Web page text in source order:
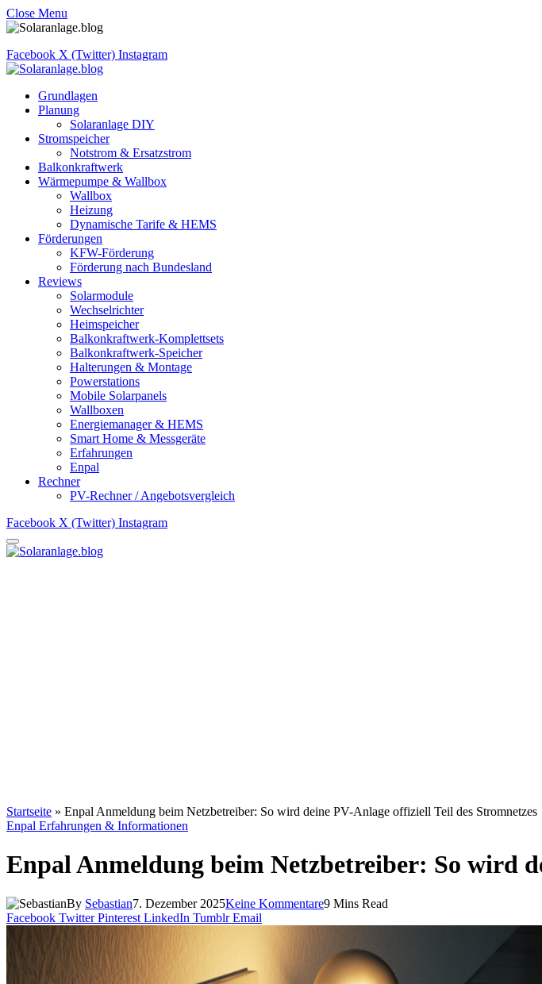
Close Menu
Facebook X (Twitter) Instagram
Grundlagen
Planung
Solaranlage DIY
Stromspeicher
Notstrom & Ersatzstrom
Balkonkraftwerk
Wärmepumpe & Wallbox
Wallbox
Heizung
Dynamische Tarife & HEMS
Förderungen
KFW-Förderung
Förderung nach Bundesland
Reviews
Solarmodule
Wechselrichter
Heimspeicher
Balkonkraftwerk-Komplettsets
Balkonkraftwerk-Speicher
Halterungen & Montage
Powerstations
Mobile Solarpanels
Wallboxen
Energiemanager & HEMS
Smart Home & Messgeräte
Erfahrungen
Enpal
Rechner
PV-Rechner / Angebotsvergleich
Facebook X (Twitter) Instagram
Startseite » Enpal Anmeldung beim Netzbetreiber: So wird deine PV-Anlage offiziell Teil des Stromnetzes
Enpal Erfahrungen & Informationen
Enpal Anmeldung beim Netzbetreiber: So wird
By Sebastian7. Dezember 2025Keine Kommentare9 Mins Read
Facebook Twitter Pinterest LinkedIn Tumblr Email